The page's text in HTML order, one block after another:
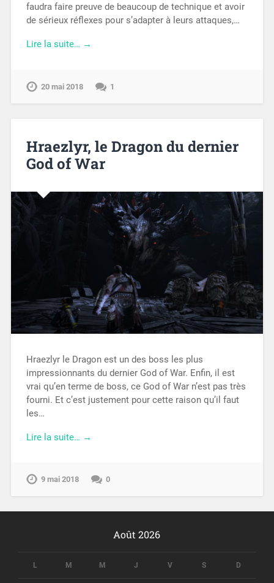
faudra faire preuve de beaucoup de technique et avoir
de sérieux réflexes pour s’adapter à leurs attaques,…
Lire la suite… →
20 mai 2018 1
Hraezlyr, le Dragon du dernier
God of War
Hraezlyr le Dragon est un des boss les plus
impressionnants du dernier God of War. Enfin, il est
vrai qu’en terme de boss, ce God of War n’est pas très
fourni. Et c’est justement pour cette raison qu’il faut
les…
Lire la suite… →
9 mai 2018 0
Août 2026
L M M J V S D